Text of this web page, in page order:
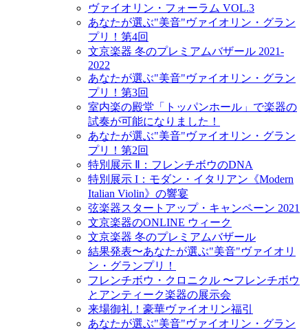
ヴァイオリン・フォーラム VOL.3
あなたが選ぶ"美音"ヴァイオリン・グラン
プリ！第4回
文京楽器 冬のプレミアムバザール 2021-
2022
あなたが選ぶ"美音"ヴァイオリン・グラン
プリ！第3回
室内楽の殿堂「トッパンホール」で楽器の
試奏が可能になりました！
あなたが選ぶ"美音"ヴァイオリン・グラン
プリ！第2回
特別展示 Ⅱ：フレンチボウのDNA
特別展示 I：モダン・イタリアン《Modern
Italian Violin》の響宴
弦楽器スタートアップ・キャンペーン 2021
文京楽器のONLINE ウィーク
文京楽器 冬のプレミアムバザール
結果発表〜あなたが選ぶ"美音"ヴァイオリ
ン・グランプリ！
フレンチボウ・クロニクル 〜フレンチボウ
とアンティーク楽器の展示会
来場御礼！豪華ヴァイオリン福引
あなたが選ぶ"美音"ヴァイオリン・グラン